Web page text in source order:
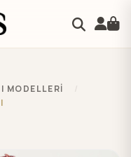
MODELLERİ